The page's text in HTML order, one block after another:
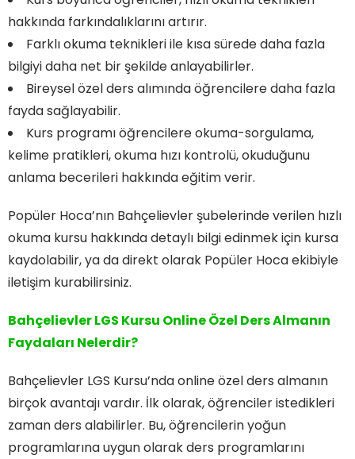
hakkında farkındalıklarını artırır.
Farklı okuma teknikleri ile kısa sürede daha fazla
bilgiyi daha net bir şekilde anlayabilirler.
Bireysel özel ders alımında öğrencilere daha fazla
fayda sağlayabilir.
Kurs programı öğrencilere okuma-sorgulama,
kelime pratikleri, okuma hızı kontrolü, okuduğunu
anlama becerileri hakkında eğitim verir.
Popüler Hoca’nın Bahçelievler şubelerinde verilen hızlı
okuma kursu hakkında detaylı bilgi edinmek için kursa
kaydolabilir, ya da direkt olarak Popüler Hoca ekibiyle
iletişim kurabilirsiniz.
Bahçelievler LGS Kursu Online Özel Ders Almanın
Faydaları Nelerdir?
Bahçelievler LGS Kursu’nda online özel ders almanın
birçok avantajı vardır. İlk olarak, öğrenciler istedikleri
zaman ders alabilirler. Bu, öğrencilerin yoğun
programlarına uygun olarak ders programlarını